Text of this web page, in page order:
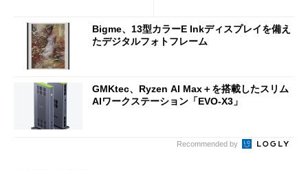
Bigme、13型カラーE Inkディスプレイを備え
たデジタルフォトフレーム
GMKtec、Ryzen AI Max＋を搭載したスリム
AIワークステーション「EVO-X3」
Recommended by